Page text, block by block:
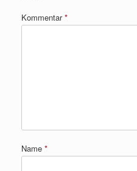
Kommentar*
Name *